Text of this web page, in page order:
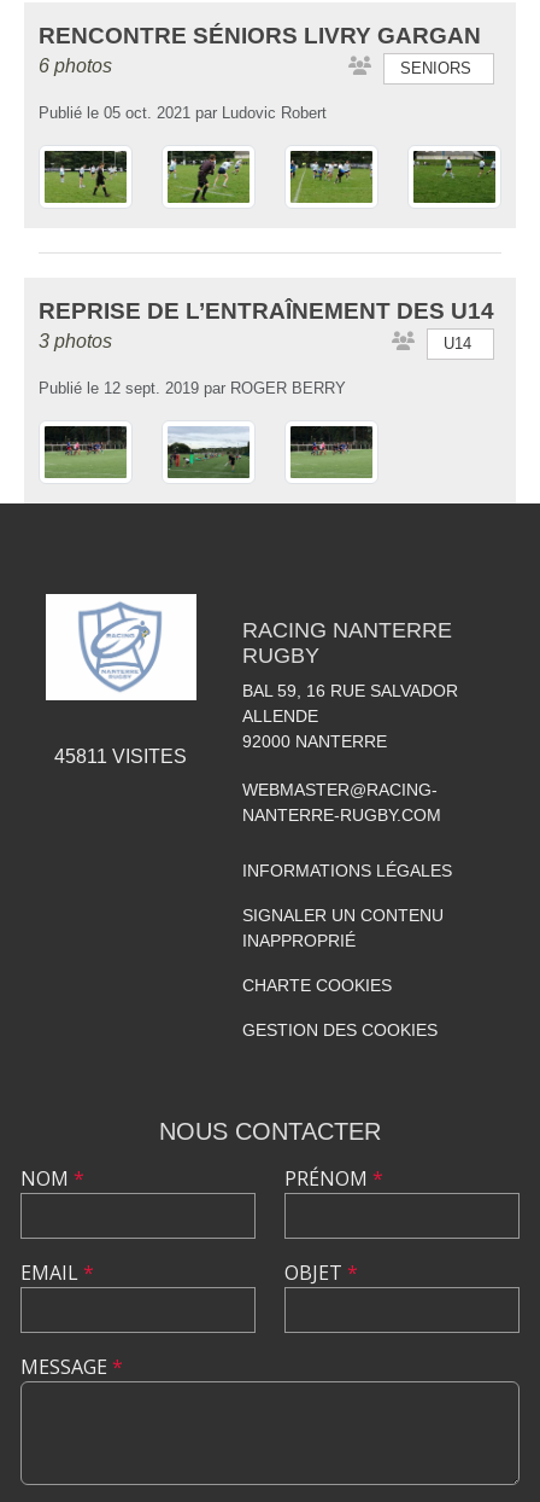
RENCONTRE SÉNIORS LIVRY GARGAN
6 photos SENIORS
Publié le 05 oct. 2021 par Ludovic Robert
REPRISE DE L’ENTRAÎNEMENT DES U14
3 photos U14
Publié le 12 sept. 2019 par ROGER BERRY
45811 VISITES
RACING NANTERRE
RUGBY
BAL 59, 16 RUE SALVADOR
ALLENDE
92000 NANTERRE
WEBMASTER@RACING-
NANTERRE-RUGBY.COM
INFORMATIONS LÉGALES
SIGNALER UN CONTENU
INAPPROPRIÉ
CHARTE COOKIES
GESTION DES COOKIES
NOUS CONTACTER
NOM *
EMAIL*
PRÉNOM *
OBJET *
MESSAGE *